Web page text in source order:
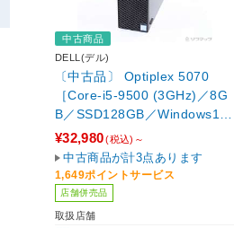
中古商品
DELL(デル)
〔中古品〕 Optiplex 5070
［Core-i5-9500 (3GHz)／8G
B／SSD128GB／Windows11
Pro(アップグレード済み)］
¥32,980(税込)～
中古商品が計3点あります
1,649ポイントサービス
店舗併売品
取扱店舗